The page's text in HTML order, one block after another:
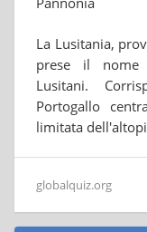
La Lusitania,
prese il nome
Lusitani.
Portogallo
limitata
globalquiz.org